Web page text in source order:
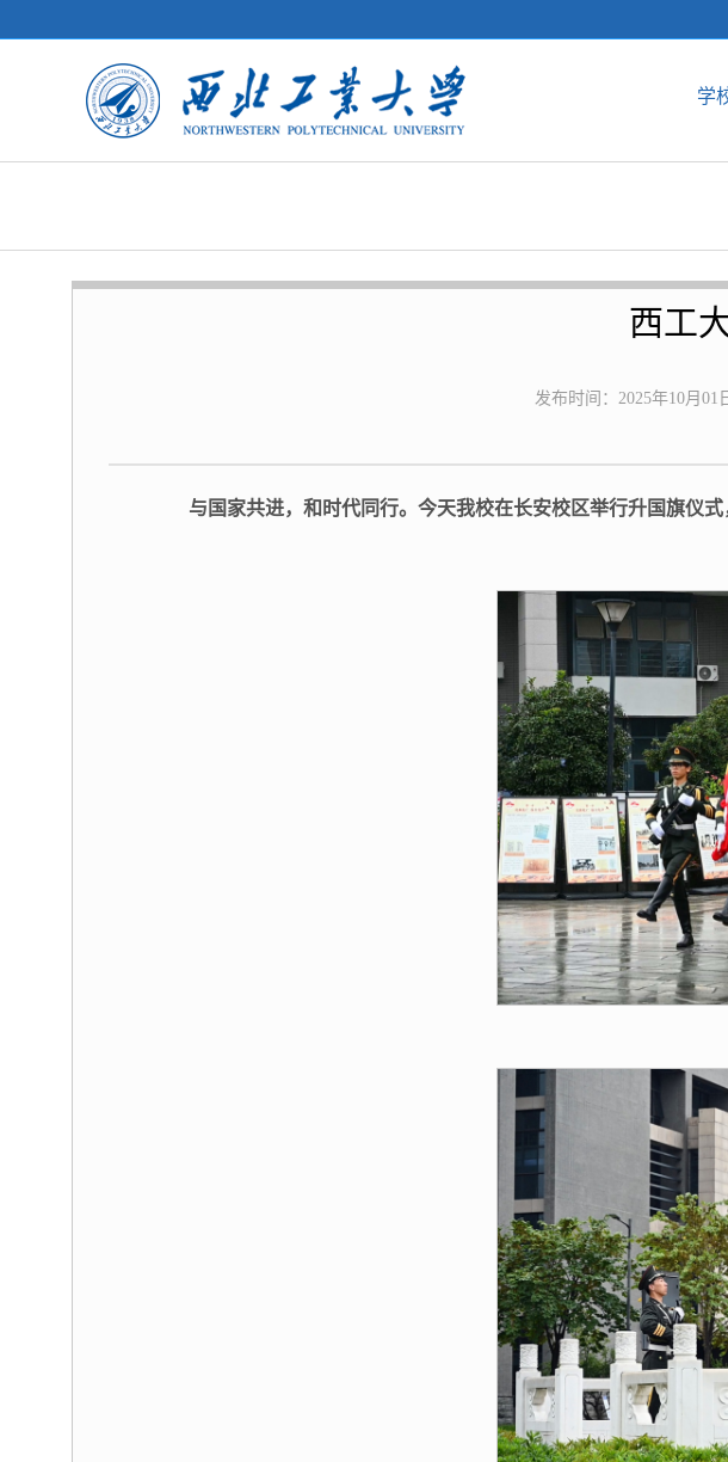
学
西工
发布时间：2025年10月01
与国家共进，和时代同行。今天我校在长安校区举行升国旗仪式